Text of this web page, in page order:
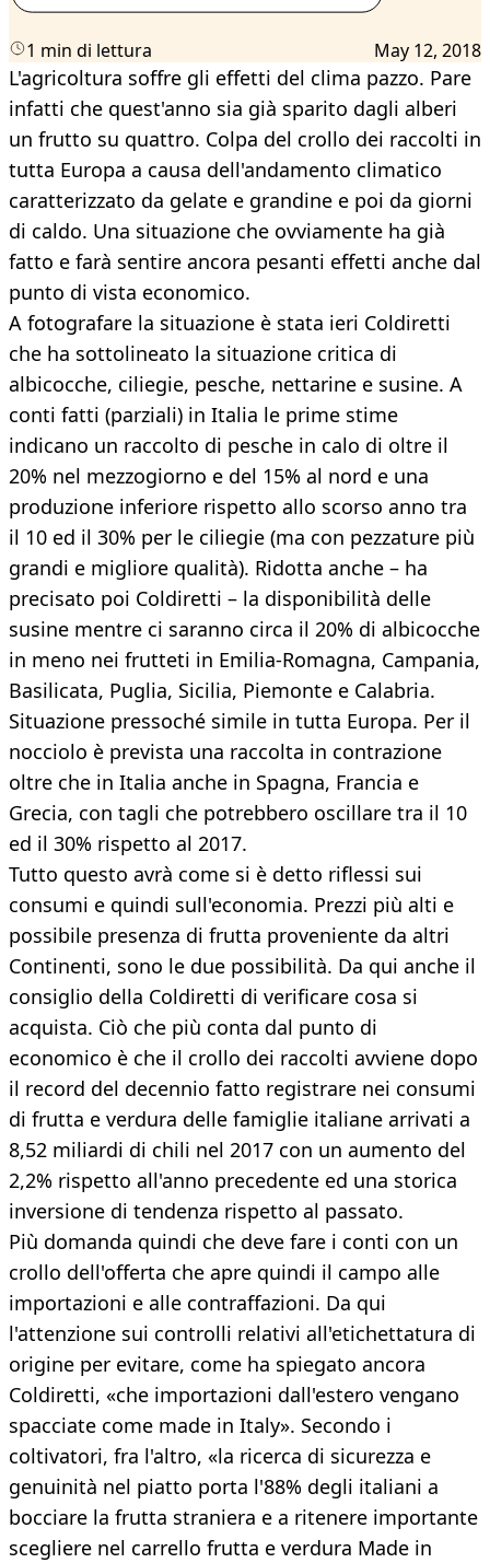
1 min di lettura May 12, 2018
L'agricoltura soffre gli effetti del clima pazzo. Pare
infatti che quest'anno sia già sparito dagli alberi
un frutto su quattro. Colpa del crollo dei raccolti in
tutta Europa a causa dell'andamento climatico
caratterizzato da gelate e grandine e poi da giorni
di caldo. Una situazione che ovviamente ha già
fatto e farà sentire ancora pesanti effetti anche dal
punto di vista economico.
A fotografare la situazione è stata ieri Coldiretti
che ha sottolineato la situazione critica di
albicocche, ciliegie, pesche, nettarine e susine. A
conti fatti (parziali) in Italia le prime stime
indicano un raccolto di pesche in calo di oltre il
20% nel mezzogiorno e del 15% al nord e una
produzione inferiore rispetto allo scorso anno tra
il 10 ed il 30% per le ciliegie (ma con pezzature più
grandi e migliore qualità). Ridotta anche – ha
precisato poi Coldiretti – la disponibilità delle
susine mentre ci saranno circa il 20% di albicocche
in meno nei frutteti in Emilia-Romagna, Campania,
Basilicata, Puglia, Sicilia, Piemonte e Calabria.
Situazione pressoché simile in tutta Europa. Per il
nocciolo è prevista una raccolta in contrazione
oltre che in Italia anche in Spagna, Francia e
Grecia, con tagli che potrebbero oscillare tra il 10
ed il 30% rispetto al 2017.
Tutto questo avrà come si è detto riflessi sui
consumi e quindi sull'economia. Prezzi più alti e
possibile presenza di frutta proveniente da altri
Continenti, sono le due possibilità. Da qui anche il
consiglio della Coldiretti di verificare cosa si
acquista. Ciò che più conta dal punto di
economico è che il crollo dei raccolti avviene dopo
il record del decennio fatto registrare nei consumi
di frutta e verdura delle famiglie italiane arrivati a
8,52 miliardi di chili nel 2017 con un aumento del
2,2% rispetto all'anno precedente ed una storica
inversione di tendenza rispetto al passato.
Più domanda quindi che deve fare i conti con un
crollo dell'offerta che apre quindi il campo alle
importazioni e alle contraffazioni. Da qui
l'attenzione sui controlli relativi all'etichettatura di
origine per evitare, come ha spiegato ancora
Coldiretti, «che importazioni dall'estero vengano
spacciate come made in Italy». Secondo i
coltivatori, fra l'altro, «la ricerca di sicurezza e
genuinità nel piatto porta l'88% degli italiani a
bocciare la frutta straniera e a ritenere importante
scegliere nel carrello frutta e verdura Made in